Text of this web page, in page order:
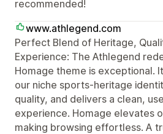
recommended!
www.athlegend.com
Perfect Blend of Heritage,
Experience: The Athlegend
Homage theme is exceptional.
our niche sports‑heritage
quality, and delivers a clean,
experience. Homage elevates
making browsing effortless. A